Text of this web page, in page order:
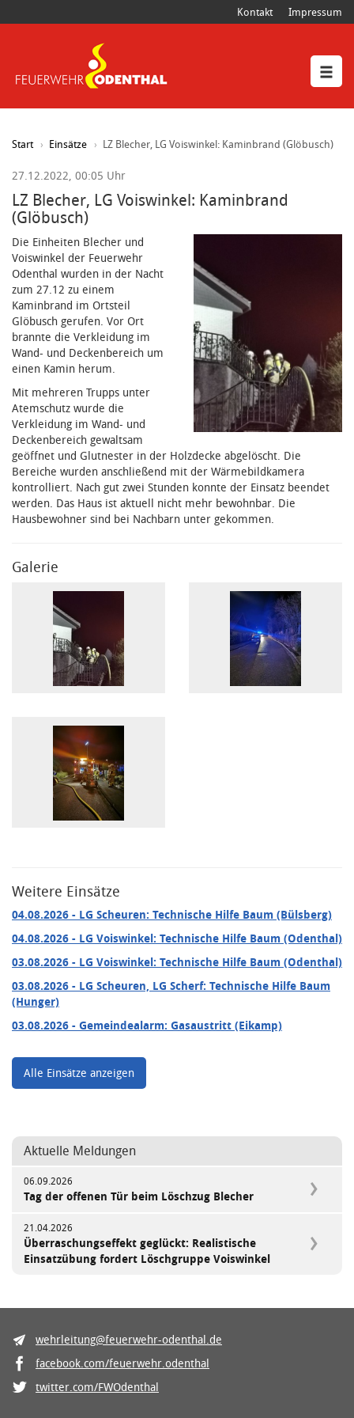
Kontakt Impressum
Start Einsätze LZ Blecher, LG Voiswinkel: Kaminbrand (Glöbusch)
27.12.2022, 00:05 Uhr
LZ Blecher, LG Voiswinkel: Kaminbrand
(Glöbusch)
Die Einheiten Blecher und
Voiswinkel der Feuerwehr
Odenthal wurden in der Nacht
zum 27.12 zu einem
Kaminbrand im Ortsteil
Glöbusch gerufen. Vor Ort
brannte die Verkleidung im
Wand- und Deckenbereich um
einen Kamin herum.
Mit mehreren Trupps unter
Atemschutz wurde die
Verkleidung im Wand- und
Deckenbereich gewaltsam
geöffnet und Glutnester in der Holzdecke abgelöscht. Die
Bereiche wurden anschließend mit der Wärmebildkamera
kontrolliert. Nach gut zwei Stunden konnte der Einsatz beendet
werden. Das Haus ist aktuell nicht mehr bewohnbar. Die
Hausbewohner sind bei Nachbarn unter gekommen.
Galerie
Weitere Einsätze
04.08.2026 - LG Scheuren: Technische Hilfe Baum (Bülsberg)
04.08.2026 - LG Voiswinkel: Technische Hilfe Baum (Odenthal)
03.08.2026 - LG Voiswinkel: Technische Hilfe Baum (Odenthal)
03.08.2026 - LG Scheuren, LG Scherf: Technische Hilfe Baum
(Hunger)
03.08.2026 - Gemeindealarm: Gasaustritt (Eikamp)
Alle Einsätze anzeigen
Aktuelle Meldungen
06.09.2026
Tag der offenen Tür beim Löschzug Blecher
21.04.2026
Überraschungseffekt geglückt: Realistische
Einsatzübung fordert Löschgruppe Voiswinkel
wehrleitung@feuerwehr-odenthal.de
facebook.com/feuerwehr.odenthal
twitter.com/FWOdenthal